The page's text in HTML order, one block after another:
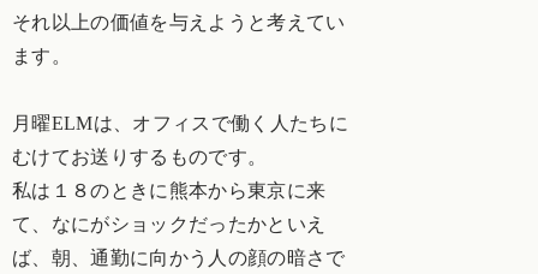
それ以上の価値を与えようと考えてい
ます。
月曜ELMは、オフィスで働く人たちに
むけてお送りするものです。
私は１８のときに熊本から東京に来
て、なにがショックだったかといえ
ば、朝、通勤に向かう人の顔の暗さで